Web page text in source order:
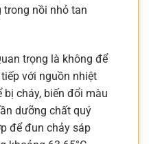
trong nồi nhỏ tan
trọng là không để
với nguồn nhiệt
bị cháy, biến đổi màu
dưỡng chất quý
để đun chảy sáp